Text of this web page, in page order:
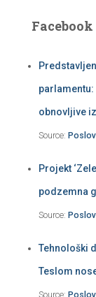
Facebook
obnovljive
Source:
Projekt
podzemna
Source:
Tehnološki
Teslom
Source: